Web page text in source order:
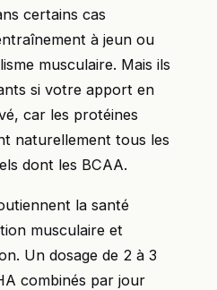
certains cas
à jeun ou
musculaire. Mais ils
si votre apport en
car les protéines
naturellement tous les
dont les BCAA.
la santé
musculaire et
Un dosage de 2 à 3
combinés par jour